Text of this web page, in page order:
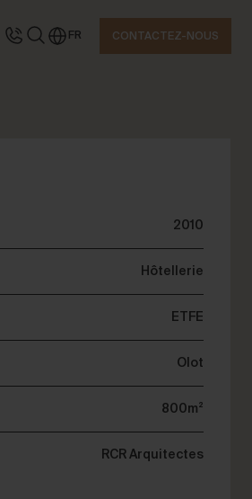
FR CONTACTEZ-NOUS
2010
Hôtellerie
ETFE
Olot
800m²
RCR Arquitectes